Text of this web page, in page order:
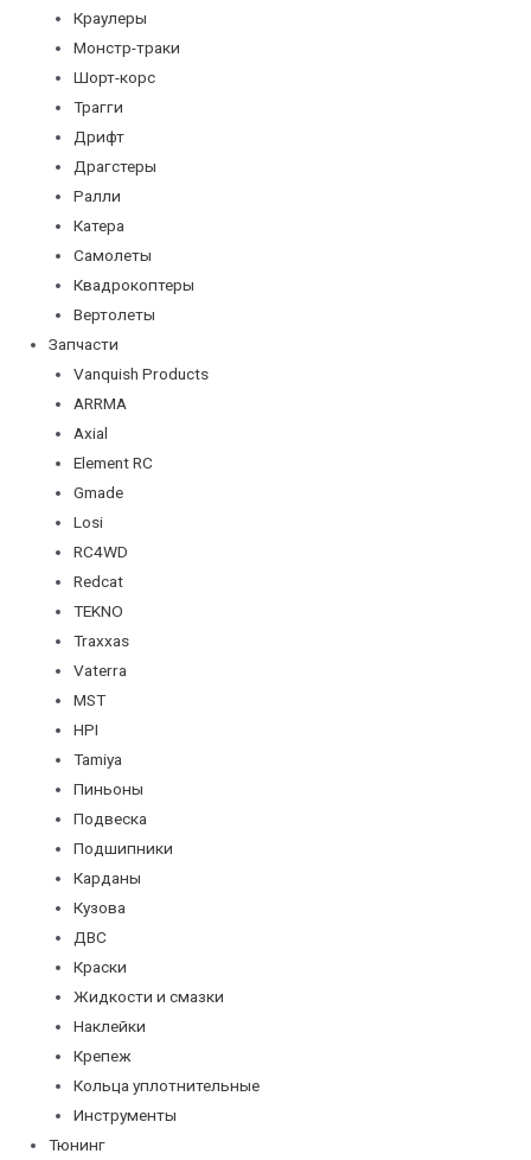
Краулеры
Монстр-траки
Шорт-корс
Трагги
Дрифт
Драгстеры
Ралли
Катера
Самолеты
Квадрокоптеры
Вертолеты
Запчасти
Vanquish Products
ARRMA
Axial
Element RC
Gmade
Losi
RC4WD
Redcat
TEKNO
Traxxas
Vaterra
MST
HPI
Tamiya
Пиньоны
Подвеска
Подшипники
Карданы
Кузова
ДВС
Краски
Жидкости и смазки
Наклейки
Крепеж
Кольца уплотнительные
Инструменты
Тюнинг